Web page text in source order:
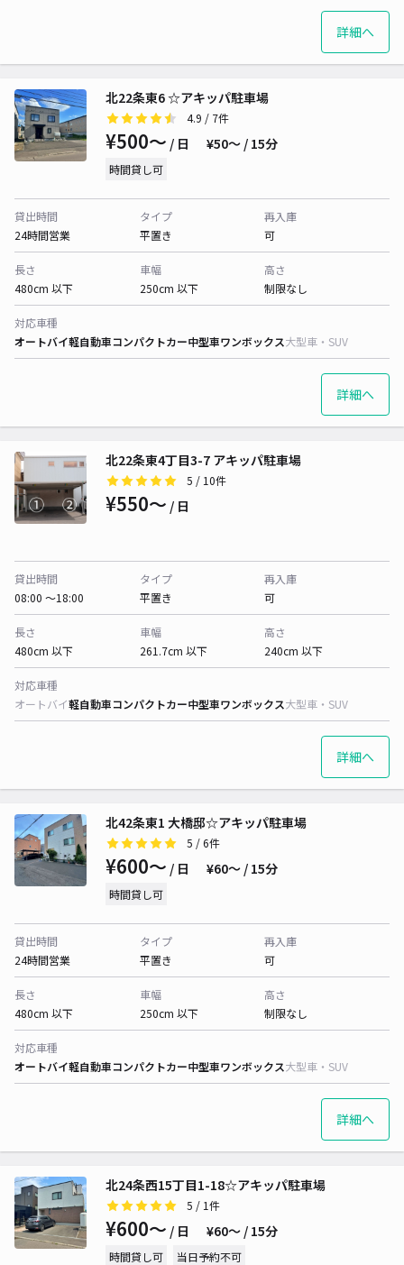
詳細へ
北22条東6 ☆アキッパ駐車場
4.9 / 7件
¥500〜 / 日 ¥50〜 / 15分
時間貸し可
貸出時間
24時間営業
タイプ
平置き
再入庫
可
長さ
480cm 以下
車幅
250cm 以下
高さ
制限なし
対応車種
オートバイ軽自動車コンパクトカー中型車ワンボックス大型車・SUV
詳細へ
北22条東4丁目3-7 アキッパ駐車場
5 / 10件
¥550〜 / 日
貸出時間
08:00 〜18:00
タイプ
平置き
再入庫
可
長さ
480cm 以下
車幅
261.7cm 以下
高さ
240cm 以下
対応車種
オートバイ軽自動車コンパクトカー中型車ワンボックス大型車・SUV
詳細へ
北42条東1 大橋邸☆アキッパ駐車場
5 / 6件
¥600〜 / 日 ¥60〜 / 15分
時間貸し可
貸出時間
24時間営業
タイプ
平置き
再入庫
可
長さ
480cm 以下
車幅
250cm 以下
高さ
制限なし
対応車種
オートバイ軽自動車コンパクトカー中型車ワンボックス大型車・SUV
詳細へ
北24条西15丁目1-18☆アキッパ駐車場
5 / 1件
¥600〜 / 日 ¥60〜 / 15分
時間貸し可 当日予約不可